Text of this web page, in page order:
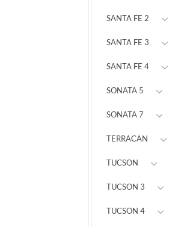
SANTA FE 2
SANTA FE 3
SANTA FE 4
SONATA 5
SONATA 7
TERRACAN
TUCSON
TUCSON 3
TUCSON 4